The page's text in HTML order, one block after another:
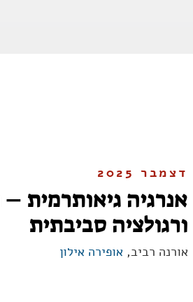
דצמבר 2025
אנרגיה גיאותרמית –
ורגולציה סביבתית
אורנה רביב, אופירה אילון